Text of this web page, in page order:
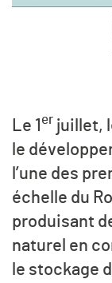
Le 1 er juillet,
le
l’une des
échelle du
produisant
naturel en
le stockage